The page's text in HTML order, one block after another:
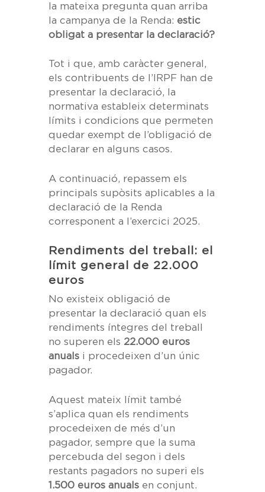
la mateixa pregunta quan arriba
la campanya de la Renda: estic
obligat a presentar la declaració?
Tot i que, amb caràcter general,
els contribuents de l’IRPF han de
presentar la declaració, la
normativa estableix determinats
límits i condicions que permeten
quedar exempt de l’obligació de
declarar en alguns casos.
A continuació, repassem els
principals supòsits aplicables a la
declaració de la Renda
corresponent a l’exercici 2025.
Rendiments del treball: el
límit general de 22.000
euros
No existeix obligació de
presentar la declaració quan els
rendiments íntegres del treball
no superen els 22.000 euros
anuals i procedeixen d’un únic
pagador.
Aquest mateix límit també
s’aplica quan els rendiments
procedeixen de més d’un
pagador, sempre que la suma
percebuda del segon i dels
restants pagadors no superi els
1.500 euros anuals en conjunt.